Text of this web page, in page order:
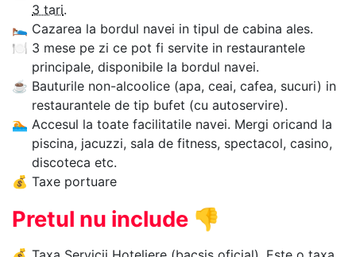
3 tari.
🛌 Cazarea la bordul navei in tipul de cabina ales.
🍽 3 mese pe zi ce pot fi servite in restaurantele
principale, disponibile la bordul navei.
☕ Bauturile non-alcoolice (apa, ceai, cafea, sucuri) in
restaurantele de tip bufet (cu autoservire).
🏊‍ Accesul la toate facilitatile navei. Mergi oricand la
piscina, jacuzzi, sala de fitness, spectacol, casino,
discoteca etc.
💰 Taxe portuare
Pretul nu include 👎